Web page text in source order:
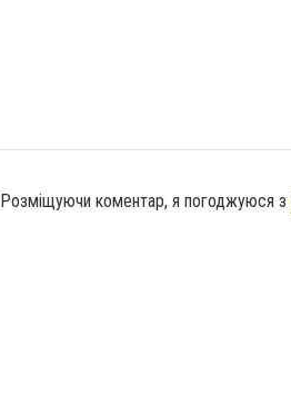
Розміщуючи коментар, я погоджуюся з